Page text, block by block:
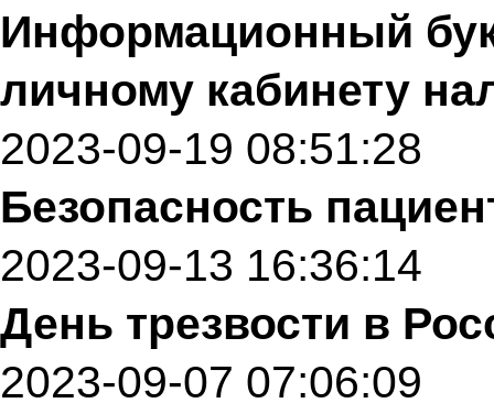
Информационный
личному кабинету
2023-09-19 08:51:28
Безопасность
2023-09-13 16:36:14
День трезвости в
2023-09-07 07:06:09